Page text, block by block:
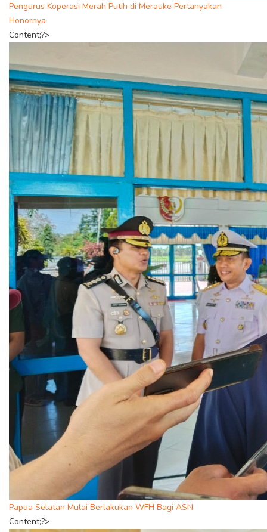
Pengurus Koperasi Merah Putih di Merauke Pertanyakan
Honornya
Content;?>
Papua Selatan Mulai Berlakukan WFH Bagi ASN
Content;?>